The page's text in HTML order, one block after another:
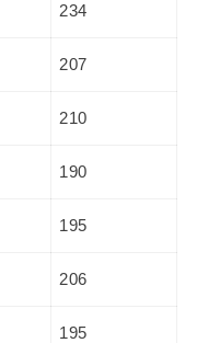
234
207
210
190
195
206
195